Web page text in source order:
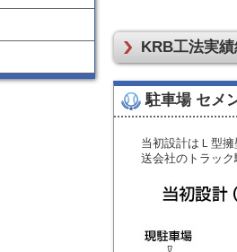
KRB工法実
駐車場 セメ
当初設計はＬ型
送会社のトラッ